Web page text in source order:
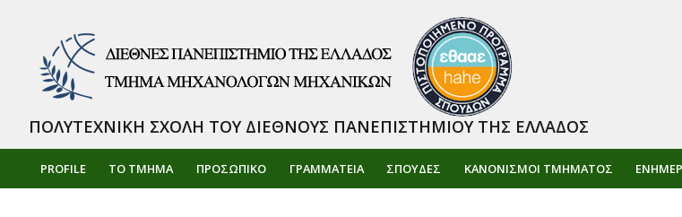
PROFILE ΤΟ ΤΜΗΜΑ ΠΡΟΣΩΠΙΚΌ ΓΡΑΜΜΑΤΕΙΑ ΣΠΟΥΔΕΣ ΚΑΝΟΝΙΣΜΟΙ ΤΜΗΜΑΤΟΣ
ΠΟΛΥΤΕΧΝΙΚΗ ΣΧΟΛΗ ΤΟΥ ΔΙΕΘΝΟΥΣ ΠΑΝΕΠΙΣΤΗΜΙΟΥ ΤΗΣ ΕΛΛΑΔΟΣ